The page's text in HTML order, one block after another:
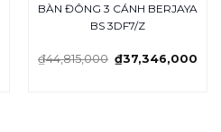
BÀN ĐÔNG 3 CÁNH BERJAYA
BS 3DF7/Z
₫44,815,000 ₫37,346,000